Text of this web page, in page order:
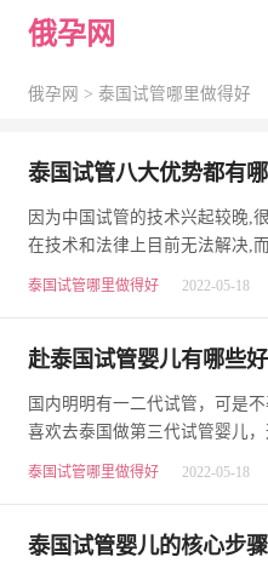
俄孕网
俄孕网 > 泰国试管哪里做得好
泰国试管八大优势都有
因为中国试管的技术兴起较晚,
在技术和法律上目前无法解决,
的国家。那么去泰国试管八大优
泰国试管哪里做得好 2022-05-18
赴泰国试管婴儿有哪些
国内明明有一二代试管，可是
喜欢去泰国做第三代试管婴儿
试管婴儿有它独特的好处泰国试
泰国试管哪里做得好 2022-05-18
泰国试管婴儿的核心步骤